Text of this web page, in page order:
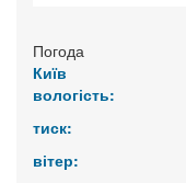
Погода
Київ
вологість:
тиск:
вітер: